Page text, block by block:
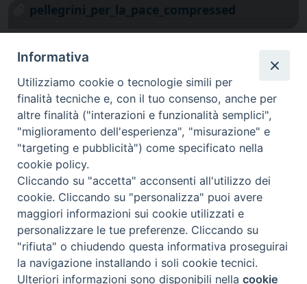
pellegrini_per_la_pace_compressed
via Amedeo Rossi, 28 - 12100 Cuneo
segreteriagenerale@diocesicuneofossano.it
c.f. 96017380047
Preferenze Cookie
Informativa
Utilizziamo cookie o tecnologie simili per
finalità tecniche e, con il tuo consenso, anche per
altre finalità ("interazioni e funzionalità semplici",
"miglioramento dell'esperienza", "misurazione" e
"targeting e pubblicità") come specificato nella
cookie policy.
Cliccando su "accetta" acconsenti all'utilizzo dei
cookie. Cliccando su "personalizza" puoi avere
maggiori informazioni sui cookie utilizzati e
personalizzare le tue preferenze. Cliccando su
"rifiuta" o chiudendo questa informativa proseguirai
la navigazione installando i soli cookie tecnici.
Ulteriori informazioni sono disponibili nellacookie